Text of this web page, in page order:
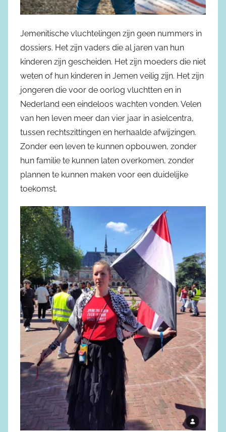
Jemenitische vluchtelingen zijn geen nummers in
dossiers. Het zijn vaders die al jaren van hun
kinderen zijn gescheiden. Het zijn moeders die niet
weten of hun kinderen in Jemen veilig zijn. Het zijn
jongeren die voor de oorlog vluchtten en in
Nederland een eindeloos wachten vonden. Velen
van hen leven meer dan vier jaar in asielcentra,
tussen rechtszittingen en herhaalde afwijzingen.
Zonder een leven te kunnen opbouwen, zonder
hun familie te kunnen laten overkomen, zonder
plannen te kunnen maken voor een duidelijke
toekomst.